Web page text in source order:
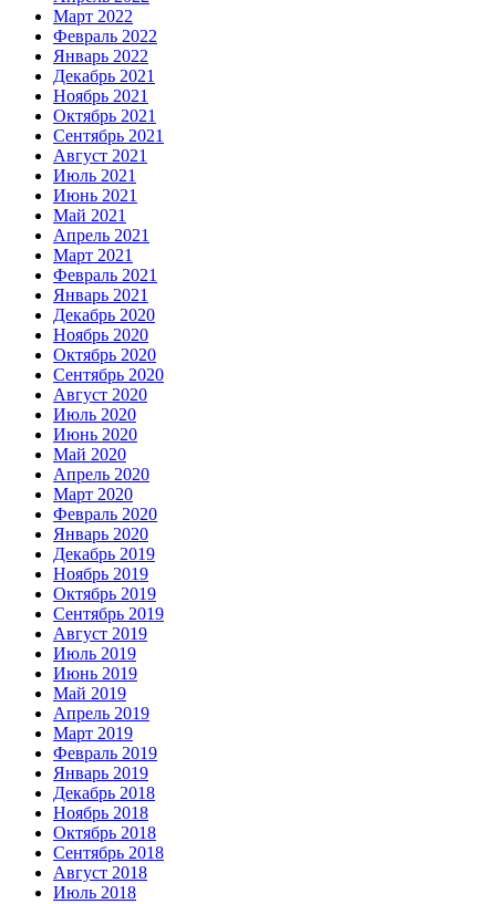
Март 2022
Февраль 2022
Январь 2022
Декабрь 2021
Ноябрь 2021
Октябрь 2021
Сентябрь 2021
Август 2021
Июль 2021
Июнь 2021
Май 2021
Апрель 2021
Март 2021
Февраль 2021
Январь 2021
Декабрь 2020
Ноябрь 2020
Октябрь 2020
Сентябрь 2020
Август 2020
Июль 2020
Июнь 2020
Май 2020
Апрель 2020
Март 2020
Февраль 2020
Январь 2020
Декабрь 2019
Ноябрь 2019
Октябрь 2019
Сентябрь 2019
Август 2019
Июль 2019
Июнь 2019
Май 2019
Апрель 2019
Март 2019
Февраль 2019
Январь 2019
Декабрь 2018
Ноябрь 2018
Октябрь 2018
Сентябрь 2018
Август 2018
Июль 2018